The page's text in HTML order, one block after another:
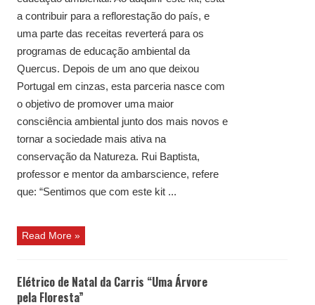
a contribuir para a reflorestação do país, e
uma parte das receitas reverterá para os
programas de educação ambiental da
Quercus. Depois de um ano que deixou
Portugal em cinzas, esta parceria nasce com
o objetivo de promover uma maior
consciência ambiental junto dos mais novos e
tornar a sociedade mais ativa na
conservação da Natureza. Rui Baptista,
professor e mentor da ambarscience, refere
que: “Sentimos que com este kit ...
Read More »
Elétrico de Natal da Carris “Uma Árvore
pela Floresta”